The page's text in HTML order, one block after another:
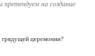
на создание
грядущей церемонии?